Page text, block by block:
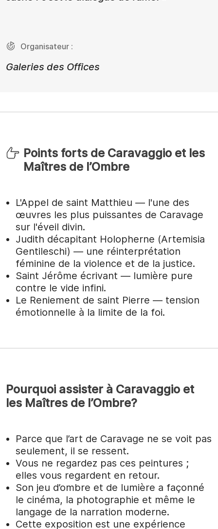
Organisateur :
Galeries des Offices
Points forts de Caravaggio et les
Maîtres de l’Ombre
L'Appel de saint Matthieu — l'une des
œuvres les plus puissantes de Caravage
sur l'éveil divin.
Judith décapitant Holopherne (Artemisia
Gentileschi) — une réinterprétation
féminine de la violence et de la justice.
Saint Jérôme écrivant — lumière pure
contre le vide infini.
Le Reniement de saint Pierre — tension
émotionnelle à la limite de la foi.
Pourquoi assister à Caravaggio et
les Maîtres de l’Ombre?
Parce que l’art de Caravage ne se voit pas
seulement, il se ressent.
Vous ne regardez pas ces peintures ;
elles vous regardent en retour.
Son jeu d’ombre et de lumière a façonné
le cinéma, la photographie et même le
langage de la narration moderne.
Cette exposition est une expérience